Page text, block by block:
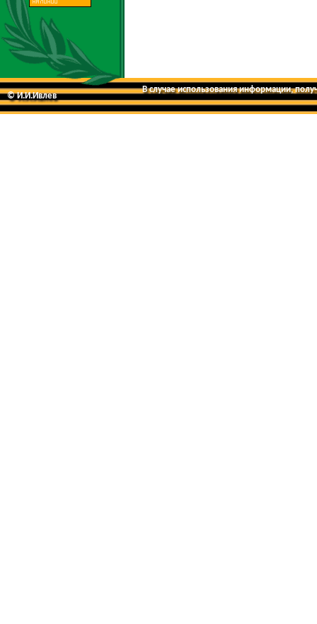
© И.И.Ивлев
В случае использования информации,